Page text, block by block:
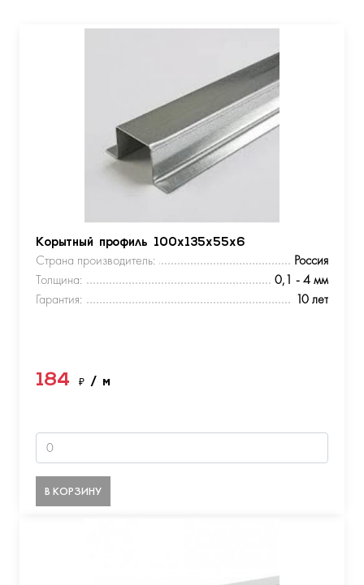
Корытный профиль 100х135х55х6
Страна производитель:
Россия
Толщина:
0,1 - 4 мм
Гарантия:
10 лет
184 ₽ / м
В КОРЗИНУ